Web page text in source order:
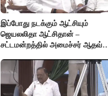
இப்போது நடக்கும் ஆட்சியும்
ஜெயலலிதா ஆட்சிதான் –
சட்டமன்றத்தில் அமைச்சர் ஆதவ்